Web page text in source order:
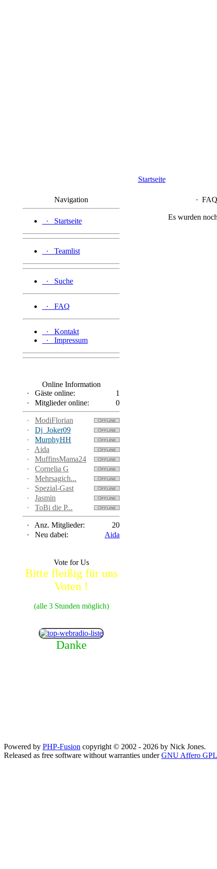
Startseite
Navigation
· Startseite
· Teamlist
· Suche
· FAQ
·
Kontakt
·
Impressum
Online Information
·
Gäste online:
1
·
Mitglieder online: 0
·
ModiFlorian
·
Dj_Joker09
·
MurphyHH
·
Aida
·
MuffinsMama24
·
Cornelia G
·
Mehrsagich...
·
Spezial-Gast
·
Jasmin
·
ToBi die P...
· Anz. Mitglieder:
20
·
Neu dabei: Aida
Vote for Us
Bitte fleißig für uns
Voten !
(alle 3 Stunden möglich)
Danke
·
Es wurden
Powered by PHP-Fusion copyright © 2002 - 2026 by Nick Jones.
Released as free software without warranties underGNU Affero GPL